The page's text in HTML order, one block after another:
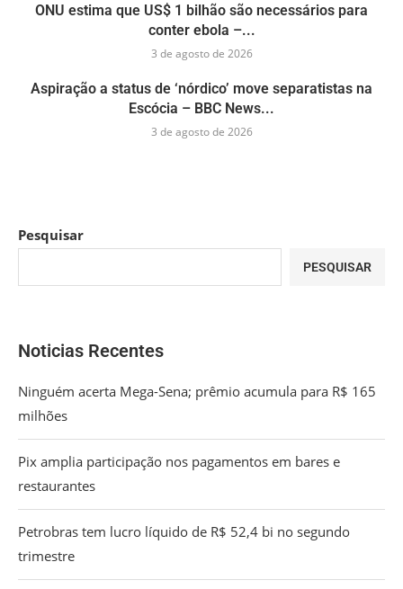
ONU estima que US$ 1 bilhão são necessários para
conter ebola –...
3 de agosto de 2026
Aspiração a status de ‘nórdico’ move separatistas na
Escócia – BBC News...
3 de agosto de 2026
Pesquisar
PESQUISAR
Noticias Recentes
Ninguém acerta Mega-Sena; prêmio acumula para R$ 165
milhões
Pix amplia participação nos pagamentos em bares e
restaurantes
Petrobras tem lucro líquido de R$ 52,4 bi no segundo
trimestre